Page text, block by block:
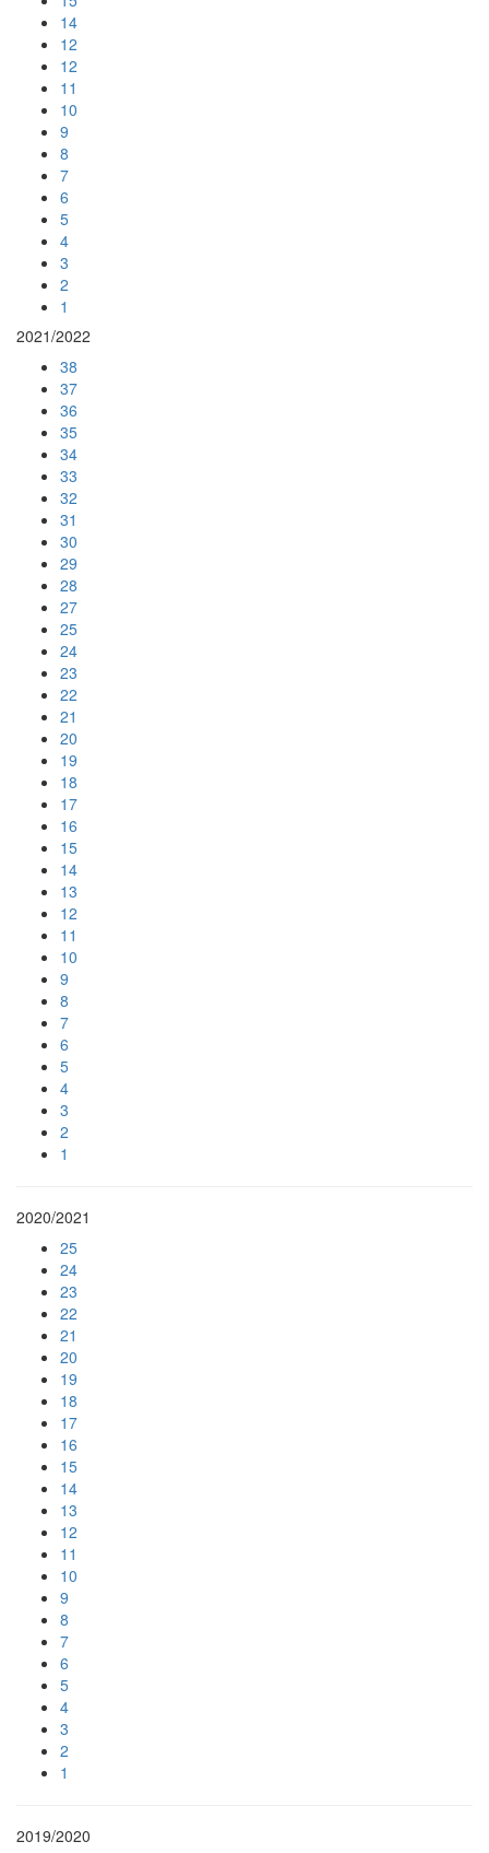
14
12
12
11
10
9
8
7
6
5
4
3
2
1
2021/2022
38
37
36
35
34
33
32
31
30
29
28
27
25
24
23
22
21
20
19
18
17
16
15
14
13
12
11
10
9
8
7
6
5
4
3
2
1
2020/2021
25
24
23
22
21
20
19
18
17
16
15
14
13
12
11
10
9
8
7
6
5
4
3
2
1
2019/2020